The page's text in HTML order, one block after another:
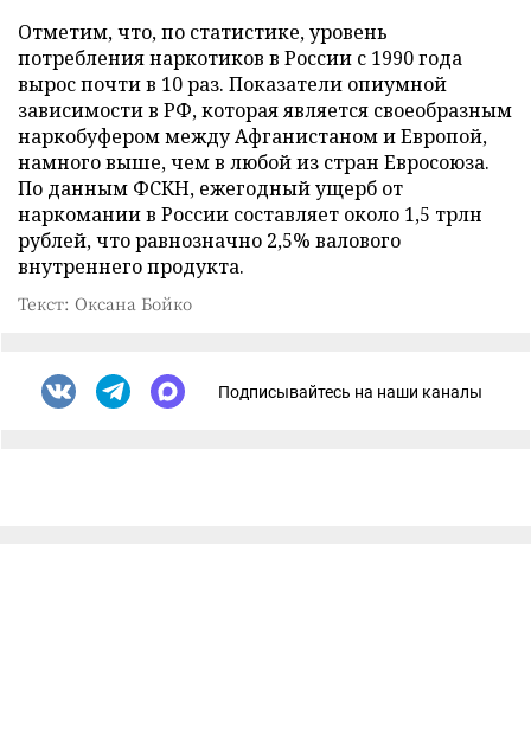
Отметим, что, по статистике, уровень
потребления наркотиков в России с 1990 года
вырос почти в 10 раз. Показатели опиумной
зависимости в РФ, которая является своеобразным
наркобуфером между Афганистаном и Европой,
намного выше, чем в любой из стран Евросоюза.
По данным ФСКН, ежегодный ущерб от
наркомании в России составляет около 1,5 трлн
рублей, что равнозначно 2,5% валового
внутреннего продукта.
Текст: Оксана Бойко
Подписывайтесь на наши каналы